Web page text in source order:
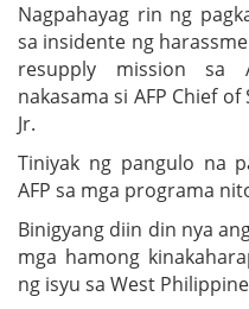
Nagpahayag rin ng
sa insidente ng
resupply mission sa
nakasama si AFP Chief
Jr.
Tiniyak ng pangulo na
AFP sa mga programa
Binigyang diin din nya
mga hamong
ng isyu sa West Philippine